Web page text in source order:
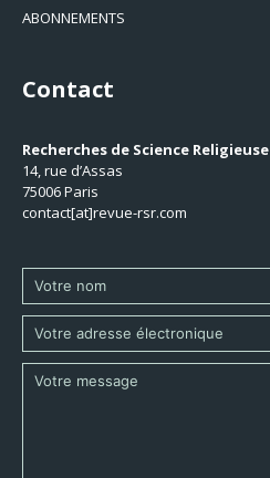
ABONNEMENTS
Contact
Recherches de Science Religieuse
14, rue d’Assas
75006 Paris
contact[at]revue-rsr.com